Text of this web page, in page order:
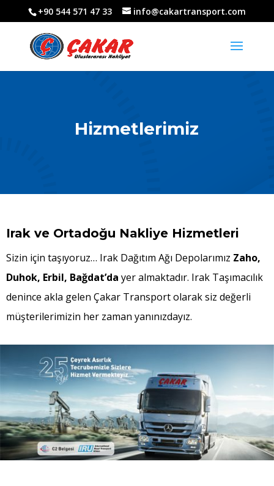
+90 544 571 47 33 info@cakartransport.com
Hizmetlerimiz
Irak ve Ortadoğu Nakliye Hizmetleri
Sizin için taşıyoruz… Irak Dağıtım Ağı Depolarımız Zaho,
Duhok, Erbil, Bağdat’da yer almaktadır. Irak Taşımacılık
denince akla gelen Çakar Transport olarak siz değerli
müşterilerimizin her zaman yanınızdayız.